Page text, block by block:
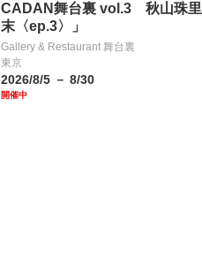
CADAN舞台裏 vol.3 秋山珠里
末〈ep.3〉」
Gallery & Restaurant 舞台裏
東京
2026/8/5 － 8/30
開催中